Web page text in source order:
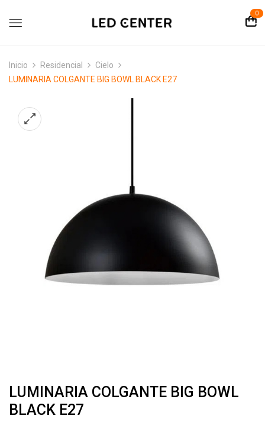
0
Inicio Residencial
Cielo
LUMINARIA COLGANTE BIG BOWL BLACK E27
LUMINARIA COLGANTE BIG BOWL
BLACK E27